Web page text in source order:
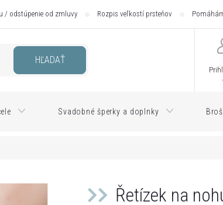
/ odstúpenie od zmluvy Rozpis veľkostí prsteňov
HĽADAŤ
Svadobné šperky a doplnky
Řetízek na